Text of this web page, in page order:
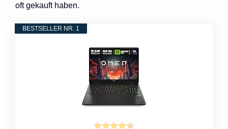
oft gekauft haben.
BESTSELLER NR. 1